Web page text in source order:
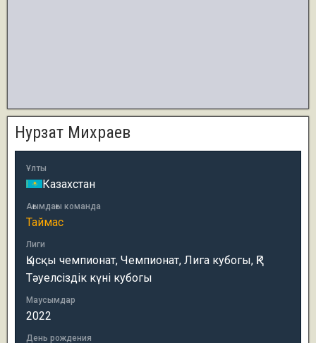
Нурзат Михраев
Ұлты
Казахстан
Ағымдағы команда
Таймас
Лиги
Қысқы чемпионат, Чемпионат, Лига кубогы, ҚР
Тәуелсіздік күні кубогы
Маусымдар
2022
День рождения